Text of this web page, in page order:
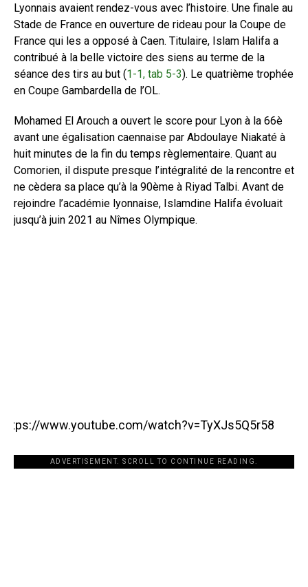
Lyonnais avaient rendez-vous avec l’histoire. Une finale au
Stade de France en ouverture de rideau pour la Coupe de
France qui les a opposé à Caen. Titulaire, Islam Halifa a
contribué à la belle victoire des siens au terme de la
séance des tirs au but (1-1, tab 5-3). Le quatrième trophée
en Coupe Gambardella de l’OL.
Mohamed El Arouch a ouvert le score pour Lyon à la 66è
avant une égalisation caennaise par Abdoulaye Niakaté à
huit minutes de la fin du temps règlementaire. Quant au
Comorien, il dispute presque l’intégralité de la rencontre et
ne cèdera sa place qu’à la 90ème à Riyad Talbi. Avant de
rejoindre l’académie lyonnaise, Islamdine Halifa évoluait
jusqu’à juin 2021 au Nîmes Olympique.
https://www.youtube.com/watch?v=TyXJs5Q5r58
ADVERTISEMENT. SCROLL TO CONTINUE READING.